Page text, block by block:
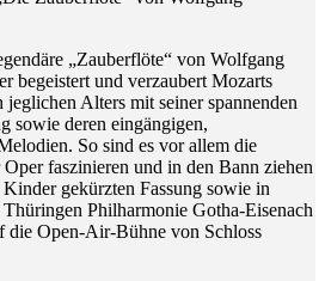
„Zauberflöte“ von Wolfgang
begeistert und verzaubert Mozarts
Alters mit seiner spannenden
sowie deren eingängigen,
So sind es vor allem die
faszinieren und in den Bann ziehen
gekürzten Fassung sowie in
Philharmonie Gotha-Eisenach
die Open-Air-Bühne von Schloss